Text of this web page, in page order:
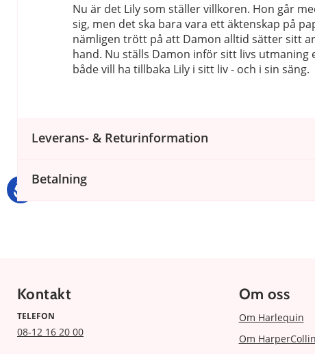
Nu är det Lily som ställer villkoren. Hon går
sig, men det ska bara vara ett äktenskap på
nämligen trött på att Damon alltid sätter sitt
hand. Nu ställs Damon inför sitt livs utmaning
både vill ha tillbaka Lily i sitt liv - och i sin säng.
Leverans- & Returinformation
Betalning
Kontakt
TELEFON
08-12 16 20 00
Om oss
Om Harlequin
Om